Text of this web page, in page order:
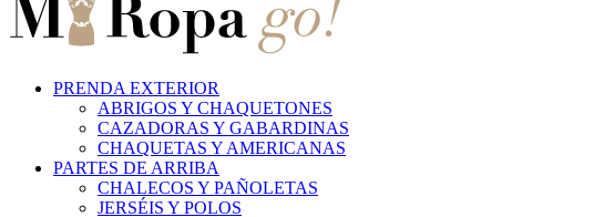
PRENDA EXTERIOR
ABRIGOS Y CHAQUETONES
CAZADORAS Y GABARDINAS
CHAQUETAS Y AMERICANAS
PARTES DE ARRIBA
CHALECOS Y PAÑOLETAS
JERSÉIS Y POLOS